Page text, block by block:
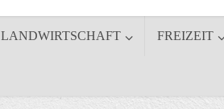
LANDWIRTSCHAFT FREIZEIT